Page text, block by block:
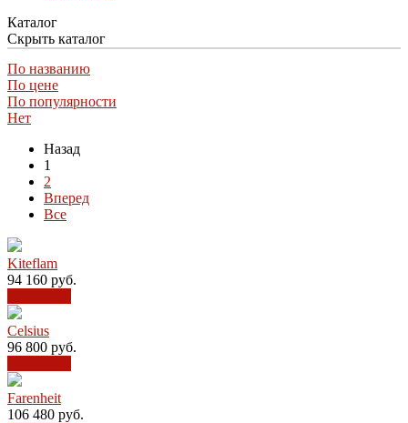
Каталог
Скрыть каталог
По названию
По цене
По популярности
Нет
Назад
1
2
Вперед
Все
Kiteflam
94 160 руб.
Celsius
96 800 руб.
Farenheit
106 480 руб.